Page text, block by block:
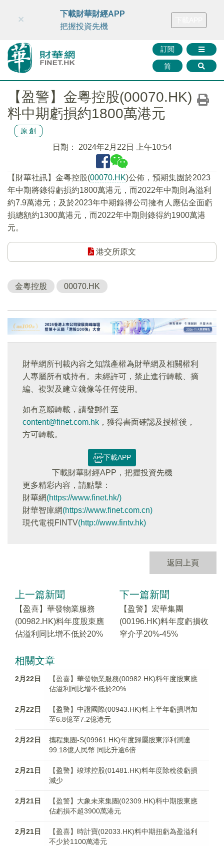
財華智庫網 FINTV FINMETA 財華證券 媒體矩陣
訂閱
简
×
下載財華財經APP
把握投資先機
【盈警】金粵控股(00070.HK)
料中期虧損約1800萬港元
原創
日期： 2024年2月22日 上午10:54
【財華社訊】金粵控股(00070.HK)公佈，預期集團於2023
年中期將錄得虧損約1800萬港元，而2022年中期則為溢利
約7.9萬港元；及於2023年中期錄得公司擁有人應佔全面虧
損總額約1300萬港元，而2022年中期則錄得約1900萬港
元。
港交所原文
金粵控股 00070.HK
財華網所刊載內容之知識產權為財華網及相關權利
人專屬所有或持有。未經許可，禁止進行轉載、摘
編、複製及建立鏡像等任何使用。
如有意願轉載，請發郵件至
content@finet.com.hk ，獲得書面確認及授權後，
方可轉載。
下載APP
下載財華財經APP，把握投資先機
更多精彩内容，請點擊：
財華網(https://www.finet.hk/)
財華智庫網(https://www.finet.com.cn)
現代電視FINTV(http://www.fintv.hk)
返回上頁
上一篇新聞
【盈喜】華發物業服務
(00982.HK)料年度股東應
佔溢利同比增不低於20%
下一篇新聞
【盈警】宏華集團
(00196.HK)料年度虧損收
窄介乎20%-45%
相關文章
2月22日
【盈喜】華發物業服務(00982.HK)料年度股東應
佔溢利同比增不低於20%
2月22日
【盈警】中證國際(00943.HK)料上半年虧損增加
至6.8億至7.2億港元
2月22日
攜程集團-S(09961.HK)年度歸屬股東淨利潤達
99.18億人民幣 同比升逾6倍
2月21日
【盈警】竣球控股(01481.HK)料年度除稅後虧損
減少
2月21日
【盈警】大象未來集團(02309.HK)料中期股東應
佔虧損不超3900萬港元
2月21日
【盈喜】時計寶(02033.HK)料中期扭虧為盈溢利
不少於1100萬港元